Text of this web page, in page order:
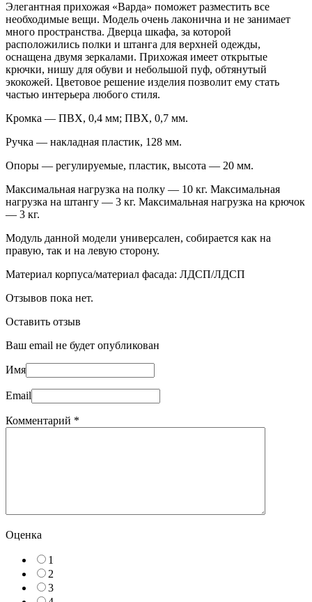
Элегантная прихожая «Варда» поможет разместить все
необходимые вещи. Модель очень лаконична и не занимает
много пространства. Дверца шкафа, за которой
расположились полки и штанга для верхней одежды,
оснащена двумя зеркалами. Прихожая имеет открытые
крючки, нишу для обуви и небольшой пуф, обтянутый
экокожей. Цветовое решение изделия позволит ему стать
частью интерьера любого стиля.
Кромка — ПВХ, 0,4 мм; ПВХ, 0,7 мм.
Ручка — накладная пластик, 128 мм.
Опоры — регулируемые, пластик, высота — 20 мм.
Максимальная нагрузка на полку — 10 кг. Максимальная
нагрузка на штангу — 3 кг. Максимальная нагрузка на крючок
— 3 кг.
Модуль данной модели универсален, собирается как на
правую, так и на левую сторону.
Материал корпуса/материал фасада: ЛДСП/ЛДСП
Отзывов пока нет.
Оставить отзыв
Ваш email не будет опубликован
Имя
Email
Комментарий *
Оценка
1
2
3